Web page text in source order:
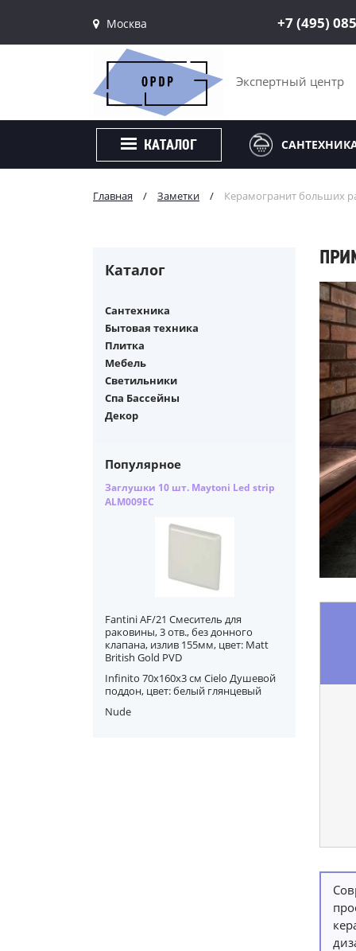
Москва
Санкт-Петербург
Москва
+7 (495)
Экспертный центр
КАТАЛОГ
Главная / Заметки / Керамогранит больших
Каталог
Сантехника
Бытовая техника
Плитка
Мебель
Светильники
Спа Бассейны
Декор
Популярное
Заглушки 10 шт. Maytoni Led strip
ALM009EC
Fantini AF/21 Смеситель для
раковины, 3 отв., без донного
клапана, излив 155мм, цвет: Matt
British Gold PVD
Infinito 70x160x3 см Cielo Душевой
поддон, цвет: белый глянцевый
Nude